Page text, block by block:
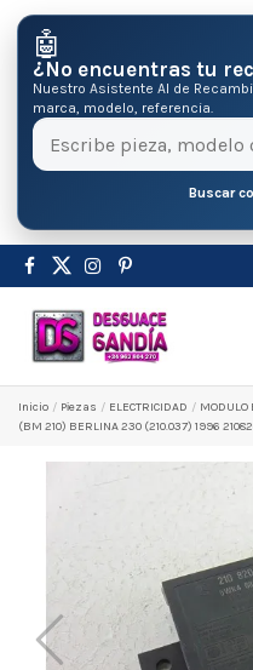
🤖
¿No encuentras tu
Nuestro Asistente AI de
marca, modelo, referencia.
Buscar
Inicio Pіezas ELECTRICIDAD
MODULO
(BM 210) BERLINA 230 (210.037) 1996